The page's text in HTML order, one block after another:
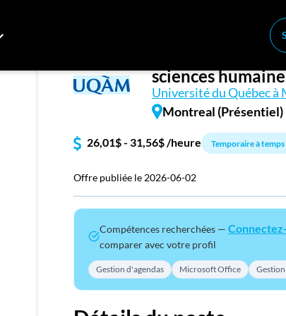
Créez
Nos
Commis de
sciences
Université du Québec à
Montreal (Présentiel)
26,01$ - 31,56$ /heure Temporaire à
Offre publiée le 2026-06-02
Compétences recherchées —
comparer avec votre profil
Gestion d'agendas Microsoft Office